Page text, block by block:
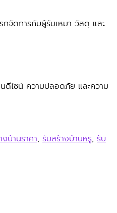
จัดการกับผู้รับเหมา วัสดุ และ
ดีไซน์ ความปลอดภัย และความ
บ้านราคา, รับสร้างบ้านหรู, รับ